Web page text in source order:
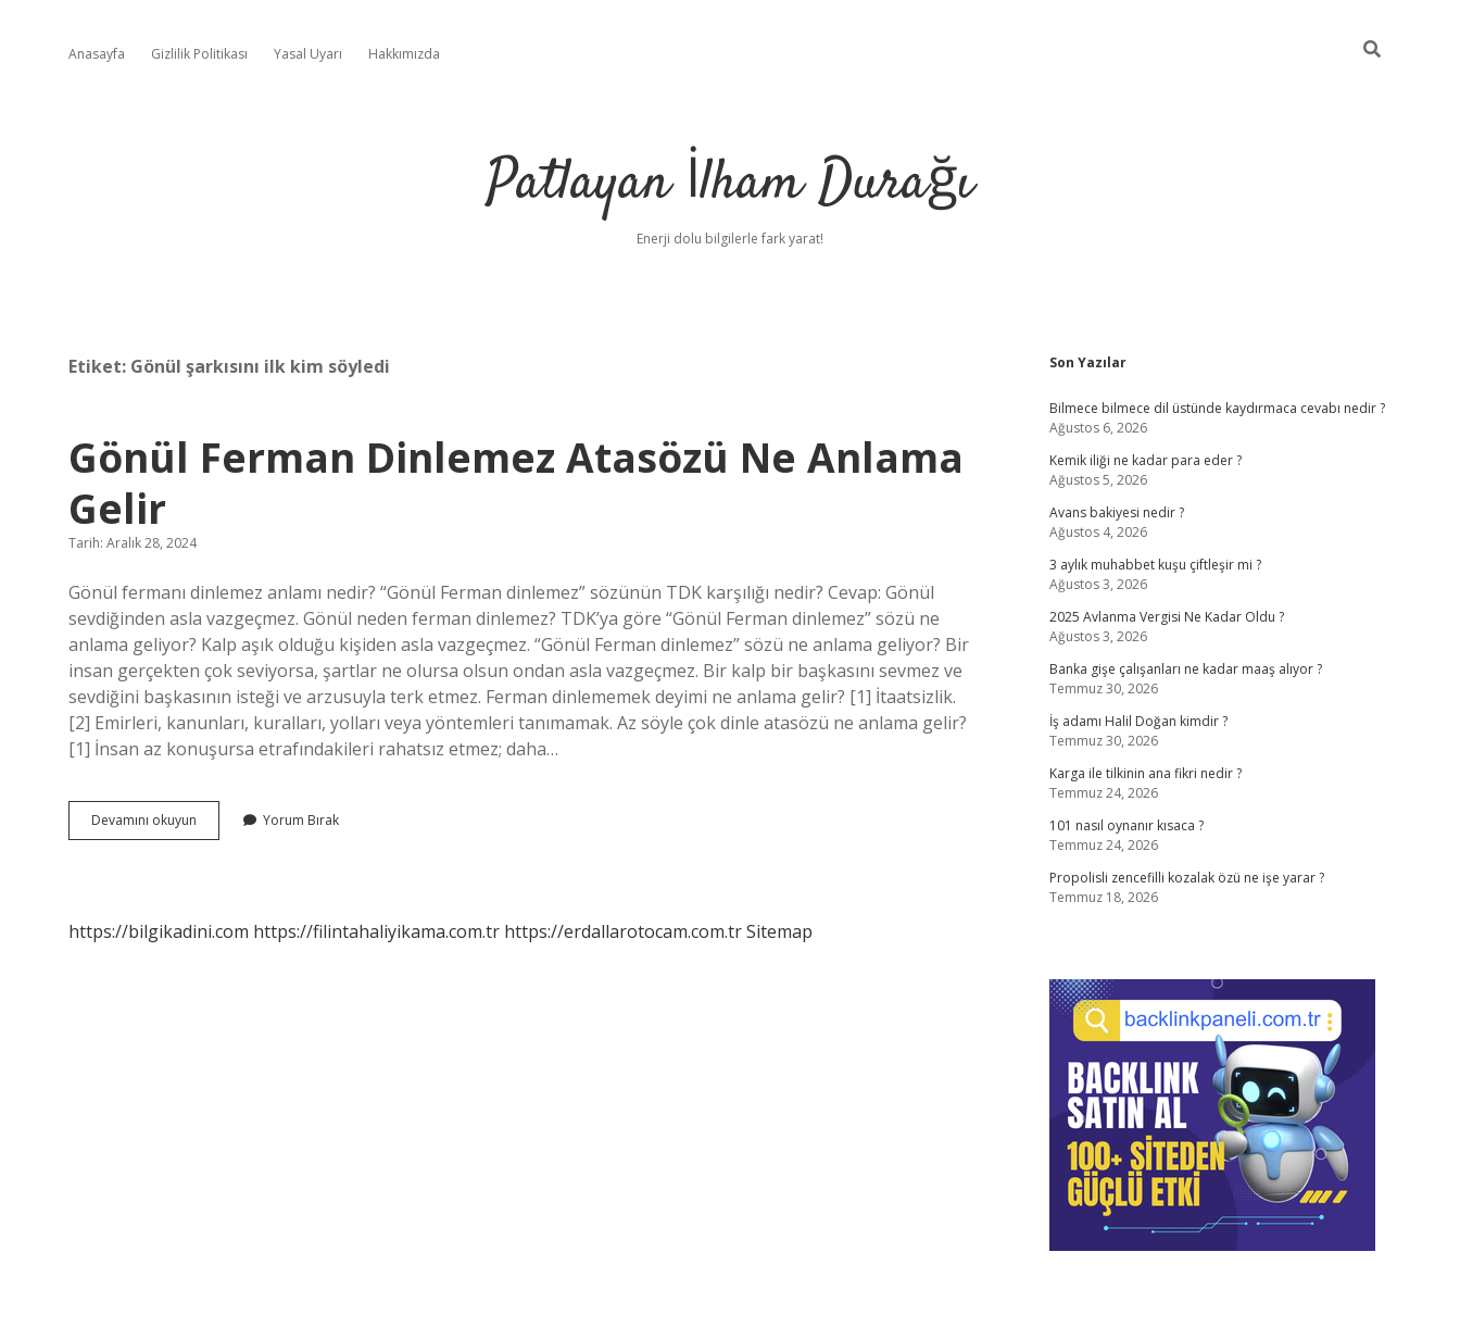
Anasayfa Gizlilik Politikası Yasal Uyarı Hakkımızda
Patlayan İlham Durağı
Enerji dolu bilgilerle fark yarat!
Etiket: Gönül şarkısını ilk kim söyledi
Gönül Ferman Dinlemez Atasözü Ne Anlama
Gelir
Tarih: Aralık 28, 2024
Gönül fermanı dinlemez anlamı nedir? “Gönül Ferman dinlemez” sözünün TDK karşılığı nedir? Cevap: Gönül
sevdiğinden asla vazgeçmez. Gönül neden ferman dinlemez? TDK’ya göre “Gönül Ferman dinlemez” sözü ne
anlama geliyor? Kalp aşık olduğu kişiden asla vazgeçmez. “Gönül Ferman dinlemez” sözü ne anlama geliyor? Bir
insan gerçekten çok seviyorsa, şartlar ne olursa olsun ondan asla vazgeçmez. Bir kalp bir başkasını sevmez ve
sevdiğini başkasının isteği ve arzusuyla terk etmez. Ferman dinlememek deyimi ne anlama gelir? [1] İtaatsizlik.
[2] Emirleri, kanunları, kuralları, yolları veya yöntemleri tanımamak. Az söyle çok dinle atasözü ne anlama gelir?
[1] İnsan az konuşursa etrafındakileri rahatsız etmez; daha…
Devamını okuyun
Ferman
Gelir
Yorum Bırak
https://bilgikadini.com https://filintahaliyikama.com.tr https://erdallarotocam.com.trSitemap
Sidebar
Son Yazılar
Bilmece bilmece dil üstünde kaydırmaca cevabı nedir ?
Ağustos 6, 2026
Kemik iliği ne kadar para eder ?
Ağustos 5, 2026
Avans bakiyesi nedir ?
Ağustos 4, 2026
3 aylık muhabbet kuşu çiftleşir mi ?
Ağustos 3, 2026
2025 Avlanma Vergisi Ne Kadar Oldu ?
Ağustos 3, 2026
Banka gişe çalışanları ne kadar maaş alıyor ?
Temmuz 30, 2026
İş adamı Halil Doğan kimdir ?
Temmuz 30, 2026
Karga ile tilkinin ana fikri nedir ?
Temmuz 24, 2026
101 nasıl oynanır kısaca ?
Temmuz 24, 2026
Propolisli zencefilli kozalak özü ne işe yarar ?
Temmuz 18, 2026